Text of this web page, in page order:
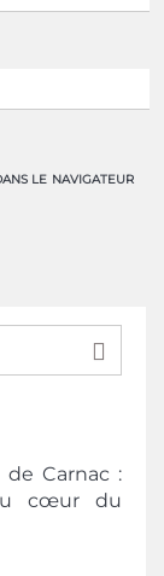
LE NAVIGATEUR
Carnac :
cœur du